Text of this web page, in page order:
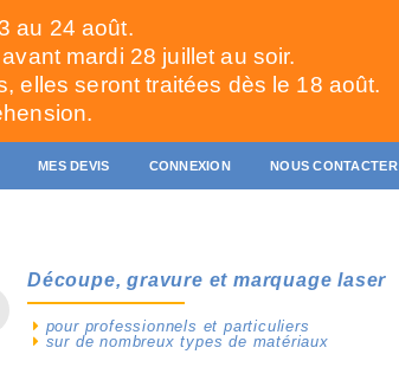
au 24 août.
mardi 28 juillet au soir.
elles seront traitées dès le 18 août.
MES DEVIS CONNEXION NOUS CONTACTER
Découpe, gravure et marquage laser
pour professionnels et particuliers
sur de nombreux types de matériaux